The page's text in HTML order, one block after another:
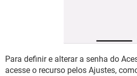
Para definir e alterar a senha do
acesse o recurso pelos Ajustes,